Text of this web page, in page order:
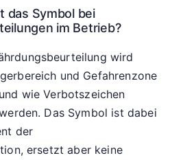
das Symbol bei
im Betrieb?
wird
und Gefahrenzone
wie Verbotszeichen
Das Symbol ist dabei
der
ersetzt aber keine